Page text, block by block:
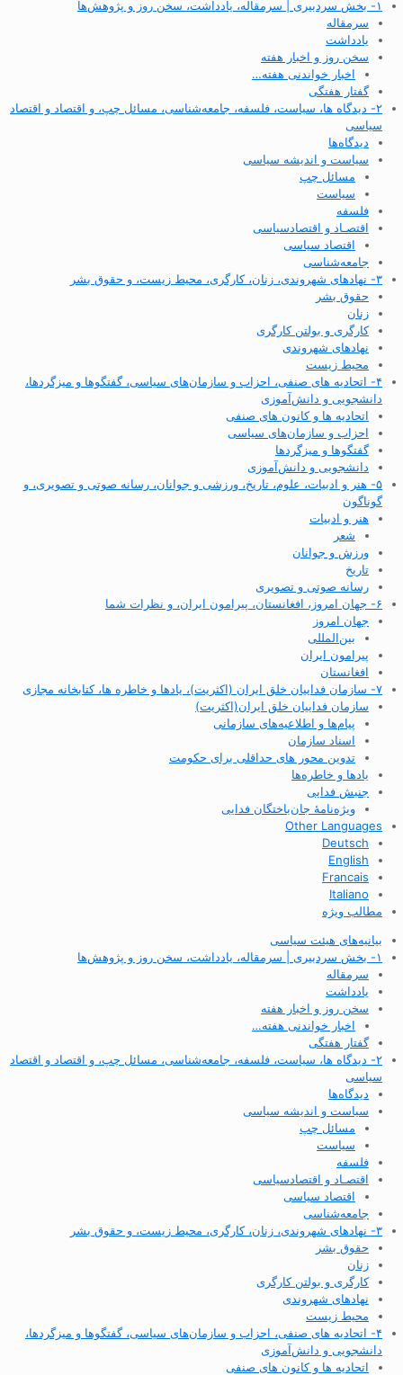
۱- بخش سردبیری | سرمقاله، یادداشت، سخن روز و پژوهش‌ها
سرمقاله
یادداشت
سخن روز و اخبار هفته
اخبار خواندنی هفته…
گفتار هفتگی
۲- دیدگاه ها، سیاست، فلسفه، جامعه‌شناسی، مسائل چپ، و اقتصاد و اقتصاد
سیاسی
دیدگاه‌ها
سیاست و اندیشه سیاسی
مسائل چپ
سیاست
فلسفه
اقتصـاد و اقتصاد‌سیاسی
اقتصاد سیاسی
جامعه‌شناسی
۳- نهادهای شهروندی، زنان، کارگری، محیط زیست، و حقوق بشر
حقوق بشر
زنان
کارگری و بولتن کارگری
نهادهای شهروندی
محیط زیست
۴- اتحادیه های صنفی، احزاب و سازمان‌های سیاسی، گفتگوها و میزگردها،
دانشجویی و دانش‌آموزی
اتحادیه ها و کانون های صنفی
احزاب و سازمان‌های سیاسی
گفتگوها و میزگردها
دانشجویی و دانش‌آموزی
۵- هنر و ادبیات، علوم، تاریخ، ورزشی و جوانان، رسانه صوتی و تصویری، و
گوناگون
هنر و ادبیات
شعر
ورزش و جوانان
تاریخ
رسانه صوتی و تصویری
۶- جهان امروز، افغانستان، پیرامون ایران، و نظرات شما
جهان امروز
بین‌المللی
پیرامون ایران
افغانستان
۷- سازمان فداییان خلق ایران (اکثریت)، یادها و خاطره ها، کتابخانه مجازی
سازمان فداییان خلق ایران(اکثریت)
پیام‌ها و اطلاعیه‌های سازمانی
اسناد سازمان
تدوین محور های حداقلی برای حکومت
یادها و خاطره‌ها
جنبش فدایی
ویژه‌نامهٔ جان‌باختگان فدایی
Other Languages
Deutsch
English
Francais
Italiano
مطالب ویژه
بیانیه‌های هیئت سیاسی
۱- بخش سردبیری | سرمقاله، یادداشت، سخن روز و پژوهش‌ها
سرمقاله
یادداشت
سخن روز و اخبار هفته
اخبار خواندنی هفته…
گفتار هفتگی
۲- دیدگاه ها، سیاست، فلسفه، جامعه‌شناسی، مسائل چپ، و اقتصاد و اقتصاد
سیاسی
دیدگاه‌ها
سیاست و اندیشه سیاسی
مسائل چپ
سیاست
فلسفه
اقتصـاد و اقتصاد‌سیاسی
اقتصاد سیاسی
جامعه‌شناسی
۳- نهادهای شهروندی، زنان، کارگری، محیط زیست، و حقوق بشر
حقوق بشر
زنان
کارگری و بولتن کارگری
نهادهای شهروندی
محیط زیست
۴- اتحادیه های صنفی، احزاب و سازمان‌های سیاسی، گفتگوها و میزگردها،
دانشجویی و دانش‌آموزی
اتحادیه ها و کانون های صنفی